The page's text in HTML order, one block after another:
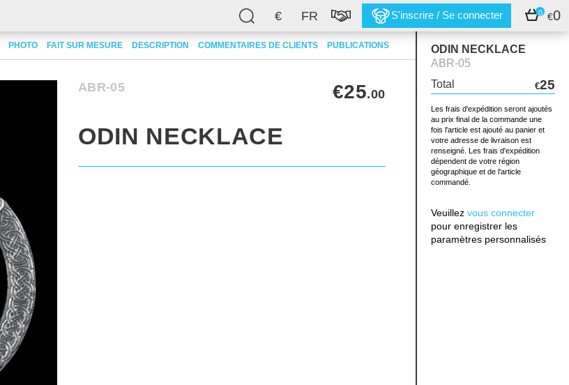
€ FR S'inscrire / Se connecter 0 €0
PHOTO FAIT SUR MESURE DESCRIPTION COMMENTAIRES DE CLIENTS PUBLICATIONS
ODIN NECKLACE
ABR-05
Total
€25
Les frais d'expédition seront ajoutés
au prix final de la commande une
fois l'article est ajouté au panier et
votre adresse de livraison est
renseigné. Les frais d'expédition
dépendent de votre région
géographique et de l'article
commandé.
Veuillez vous connecter
pour enregistrer les
paramètres personnalisés
ABR-05 €25.00
ODIN NECKLACE